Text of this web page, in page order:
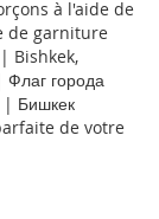
à l'aide de
de garniture
Bishkek,
города
| Бишкек
de votre